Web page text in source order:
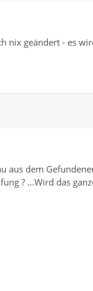
nix geändert - es
aus dem
? ...Wird das